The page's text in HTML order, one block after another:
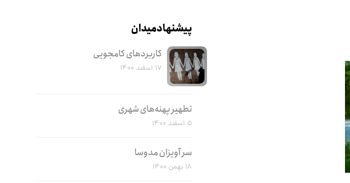
پیشنهاد میدان
کاربرد‌های کامجویی
۱۷ اسفند ۱۴۰۰
تطهیر پهنه‌های شهری
۵ اسفند ۱۴۰۰
سر آویزان مدوسا
۱۸ بهمن ۱۴۰۰